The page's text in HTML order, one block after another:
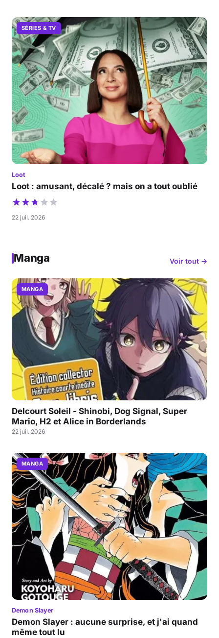
SÉRIES & TV
Loot
Loot : amusant, décalé ? mais on a tout oublié
22 juil. 2026
Manga Voir tout →
MANGA
Delcourt Soleil - Shinobi, Dog Signal, Super
Mario, H2 et Alice in Borderlands
22 juil. 2026
MANGA
Demon Slayer
Demon Slayer : aucune surprise, et j'ai quand
même tout lu